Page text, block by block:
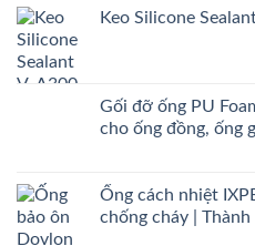
Keo Silicone
Gối đỡ ống PU
cho ống đồng, ống
Ống cách nhiệt
chống cháy | Thành